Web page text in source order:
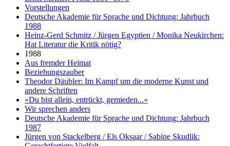
Vorstellungen
Deutsche Akademie für Sprache und Dichtung: Jahrbuch
1988
Heinz-Gerd Schmitz / Jürgen Egyptien / Monika Neukirchen:
Hat Literatur die Kritik nötig?
1988
Aus fremder Heimat
Beziehungszauber
Theodor Däubler: Im Kampf um die moderne Kunst und
andere Schriften
»Du bist allein, entrückt, gemieden...«
Wir sprechen anders
Deutsche Akademie für Sprache und Dichtung: Jahrbuch
1987
Jürgen von Stackelberg / Els Oksaar / Sabine Skudlik: